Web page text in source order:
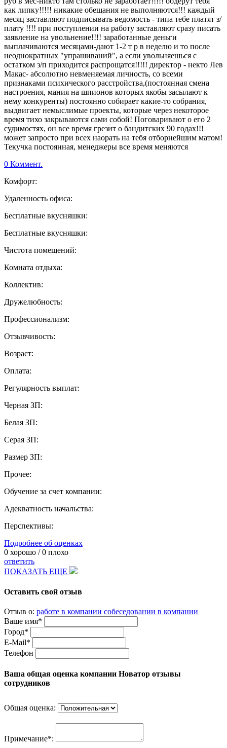
как липку!!!!! никакие обещания не выполняются!!! каждый
месяц заставляют подписывать ведомость - типа тебе платят з/
плату !!!! при поступлении на работу заставляют сразу писать
заявление на увольнение!!!! заработанные деньги
выплачиваются месяцами-дают 1-2 т р в неделю и то после
неоднократных "упрашиваний", а если увольняешься с
остатком з/п приходится распрощатся!!!!! директор - некто Лев
Макас- абсолютно невменяемая личность, со всеми
признаками психического расстройства,(постоянная смена
настроения, мания на шпионов которых якобы засылают к
нему конкуренты) постоянно собирает какие-то собрания,
выдвигает немыслимые проекты, которые через некоторое
время тихо закрываются сами собой! Поговаривают о его 2
судимостях, он все время грезит о бандитских 90 годах!!!
может запросто при всех наорать на тебя отборнейшим матом!
Текучка постоянная, менеджеры все время меняются
0 Коммент.
Комфорт:
Удаленность офиса:
Бесплатные вкусняшки:
Бесплатные вкусняшки:
Чистота помещений:
Комната отдыха:
Коллектив:
Дружелюбность:
Профессионализм:
Отзывчивость:
Возраст:
Оплата:
Регулярность выплат:
Черная ЗП:
Белая ЗП:
Серая ЗП:
Размер ЗП:
Прочее:
Обучение за счет компании:
Адекватность начальства:
Перспективы:
Подробнее об оценках
0 хорошо /0 плохо
ответить
ПОКАЗАТЬ ЕЩЕ
Оставить свой отзыв
Отзыв о: работе в компании собеседовании в компании
Ваше имя*
Город*
E-Mail*
Телефон
Ваша общая оценка компании Новатор отзывы
сотрудников
Общая оценка:
Примечание*: